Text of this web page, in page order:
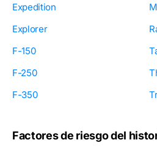
Expedition
Explorer
F-150
F-250
F-350
Factores de riesgo del